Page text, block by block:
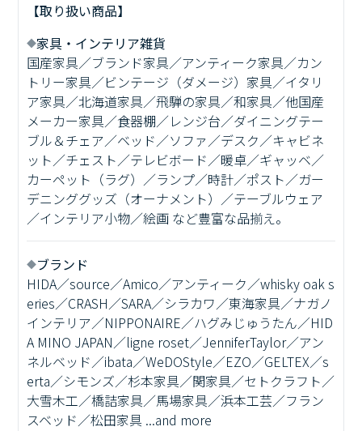
【取り扱い商品】
家具・インテリア雑貨
国産家具／ブランド家具／アンティーク家具／カン
トリー家具／ビンテージ（ダメージ）家具／イタリ
ア家具／北海道家具／飛騨の家具／和家具／他国産
メーカー家具／食器棚／レンジ台／ダイニングテー
ブル＆チェア／ベッド／ソファ／デスク／キャビネ
ット／チェスト／テレビボード／暖卓／ギャッベ／
カーペット（ラグ）／ランプ／時計／ポスト／ガー
デニンググッズ（オーナメント）／テーブルウェア
／インテリア小物／絵画 など豊富な品揃え。
ブランド
HIDA／source／Amico／アンティーク／whisky oak s
eries／CRASH／SARA／シラカワ／東海家具／ナガノ
インテリア／NIPPONAIRE／ハグみじゅうたん／HID
A MINO JAPAN／ligne roset／JenniferTaylor／アン
ネルベッド／ibata／WeDOStyle／EZO／GELTEX／s
erta／シモンズ／杉本家具／関家具／セトクラフト／
大雪木工／橋詰家具／馬場家具／浜本工芸／フラン
スベッド／松田家具 ...and more